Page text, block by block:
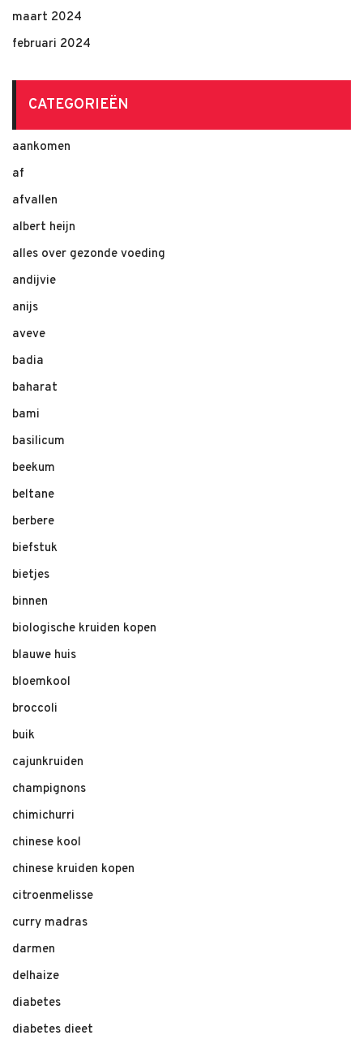
maart 2024
februari 2024
CATEGORIEËN
aankomen
af
afvallen
albert heijn
alles over gezonde voeding
andijvie
anijs
aveve
badia
baharat
bami
basilicum
beekum
beltane
berbere
biefstuk
bietjes
binnen
biologische kruiden kopen
blauwe huis
bloemkool
broccoli
buik
cajunkruiden
champignons
chimichurri
chinese kool
chinese kruiden kopen
citroenmelisse
curry madras
darmen
delhaize
diabetes
diabetes dieet